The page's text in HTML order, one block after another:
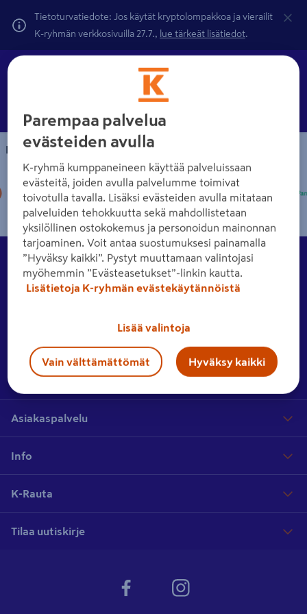
Tietoturvatiedote: Jos käytät kryptolompakkoa ja vierailit
K-ryhmän verkkosivuilla 27.7., lue tärkeät lisätiedot.
Maksutavat
Asiakkuus
Tutustu eri asiakkuusvaihtoehtoihin K-Raudassa.
Jätä meille palautetta tai lähetä yhteydenottopyyntö.
Hae myymälää
Etsi lähin myymäläsi laajasta myymäläverkostostamme
Asiakaspalvelu
Info
K-Rauta
Tilaa uutiskirje
Parempaa palvelua
evästeiden avulla
K-ryhmä kumppaneineen käyttää palveluissaan
evästeitä, joiden avulla palvelumme toimivat
toivotulla tavalla. Lisäksi evästeiden avulla mitataan
palveluiden tehokkuutta sekä mahdollistetaan
yksilöllinen ostokokemus ja personoidun mainonnan
tarjoaminen. Voit antaa suostumuksesi painamalla
”Hyväksy kaikki”. Pystyt muuttamaan valintojasi
myöhemmin ”Evästeasetukset”-linkin kautta.
Lisätietoja K-ryhmän evästekäytännöistä
Lisää valintoja
Vain välttämättömät Hyväksy kaikki